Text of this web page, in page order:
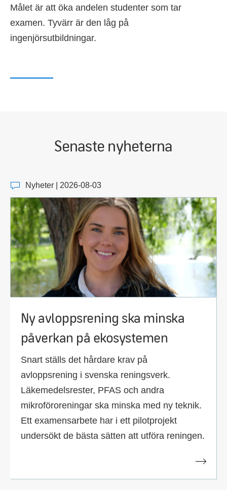
Målet är att öka andelen studenter som tar
examen. Tyvärr är den låg på
ingenjörsutbildningar.
Senaste nyheterna
Nyheter | 2026-08-03
Ny avloppsrening ska minska
påverkan på ekosystemen
Snart ställs det hårdare krav på
avloppsrening i svenska reningsverk.
Läkemedelsrester, PFAS och andra
mikroföroreningar ska minska med ny teknik.
Ett examensarbete har i ett pilotprojekt
undersökt de bästa sätten att utföra reningen.